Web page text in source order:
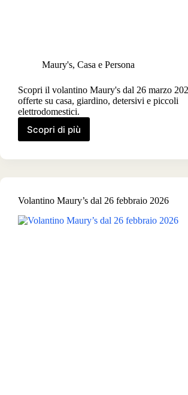
Maury's, Casa e Persona
Scopri il volantino Maury's dal 26 marzo
offerte su casa, giardino, detersivi e piccoli
elettrodomestici.
Scopri di più
Volantino
dal
marzo
Volantino Maury’s dal 26 febbraio 2026